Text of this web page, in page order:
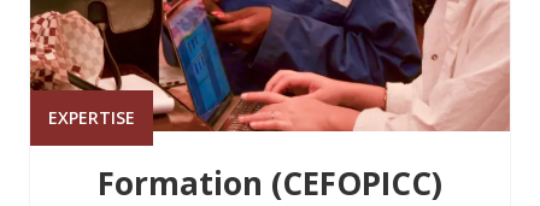
EXPERTISE
Formation (CEFOPICC)